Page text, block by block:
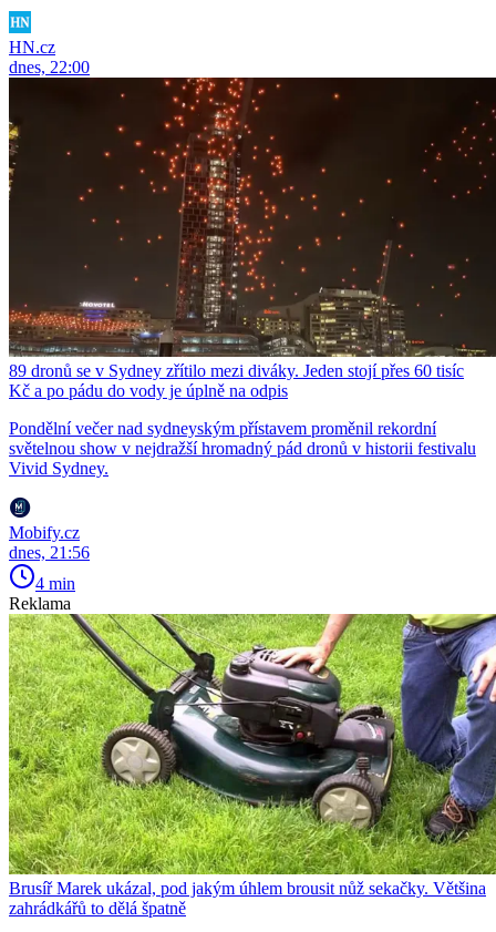
HN.cz
dnes, 22:00
89 dronů se v Sydney zřítilo mezi diváky. Jeden stojí přes 60 tisíc
Kč a po pádu do vody je úplně na odpis
Pondělní večer nad sydneyským přístavem proměnil rekordní
světelnou show v nejdražší hromadný pád dronů v historii festivalu
Vivid Sydney.
Mobify.cz
dnes, 21:56
4 min
Reklama
Brusíř Marek ukázal, pod jakým úhlem brousit nůž sekačky. Většina
zahrádkářů to dělá špatně